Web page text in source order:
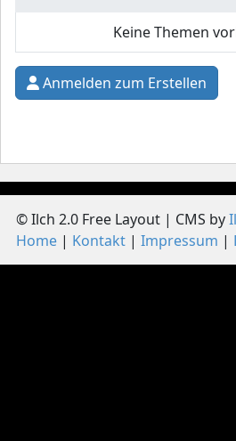
Keine Themen
Anmelden zum Erstellen
© Ilch 2.0 Free Layout | CMS by
Home
Kontakt Impressum